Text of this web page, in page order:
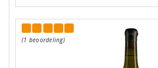
(1 beoordeling)